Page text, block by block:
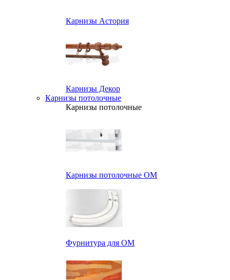
Карнизы Астория
Карнизы Декор
Карнизы потолочные
Карнизы потолочные
Карнизы потолочные ОМ
Фурнитура для ОМ